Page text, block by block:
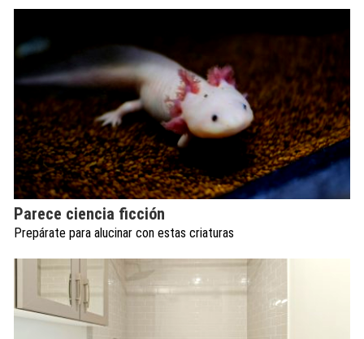
Parece ciencia ficción
Prepárate para alucinar con estas criaturas